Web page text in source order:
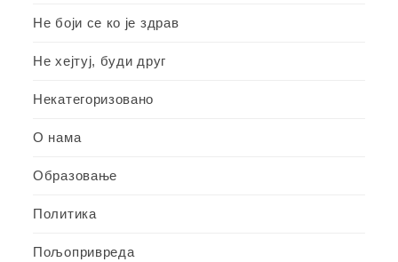
Не боји се ко је здрав
Не хејтуј, буди друг
Некатегоризовано
О нама
Образовање
Политика
Пољопривреда